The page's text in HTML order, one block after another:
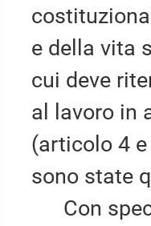
e della vita
cui deve
al lavoro in
(articolo 4
sono state
Con